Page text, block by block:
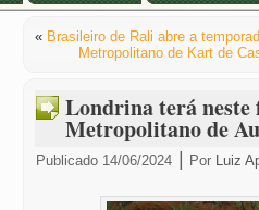
« Brasileiro de Rali abre a
Metropolitano de Kart de
Londrina terá neste
Metropolitano de
Publicado 14/06/2024 Por Luiz